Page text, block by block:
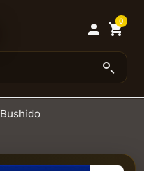
 shopping_cart
0
Bushido